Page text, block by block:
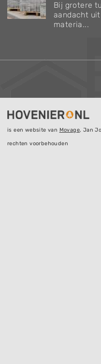
Bij grotere
aandacht
materia...
is een website van Movage, Jan
rechten voorbehouden